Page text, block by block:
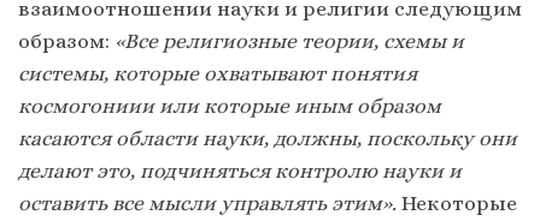
взаимоотношении науки и религии следующим
образом: «Все религиозные теории, схемы и
системы, которые охватывают понятия
космогониии или которые иным образом
касаются области науки, должны, поскольку они
делают это, подчиняться контролю науки и
оставить все мысли управлять этим». Некоторые